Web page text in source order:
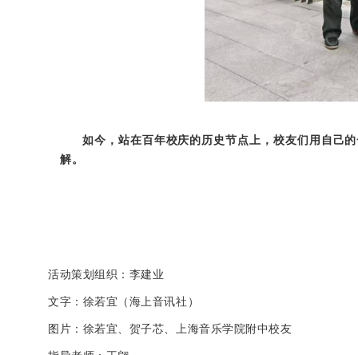
如今，站在百年校庆的历史节点上，校友们用自己
解。
活动策划组织：李建业
文字：徐若宜（海上音讯社）
图片：徐若宜、贺子芯、上海音乐学院附中校友